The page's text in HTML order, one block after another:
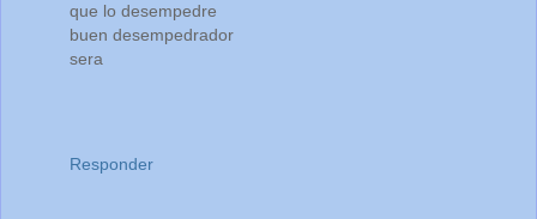
que lo desempedre
buen desempedrador
sera
Responder